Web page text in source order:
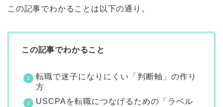
この記事でわかることは以下の通り。
この記事でわかること
転職で迷子になりにくい「判断軸」の作り
方
USCPAを転職につなげるための「ラベル